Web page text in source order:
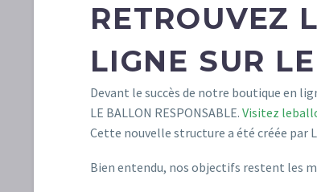
RETROUVEZ
LIGNE SUR
Devant le succès de notre boutique en
LE BALLON RESPONSABLE. Visitez
Cette nouvelle structure a été créée par
Bien entendu, nos objectifs restent les